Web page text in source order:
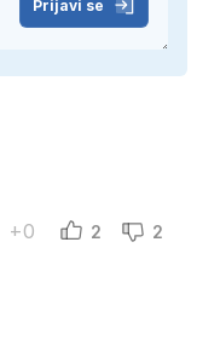
Prijavi se
+0 2 2